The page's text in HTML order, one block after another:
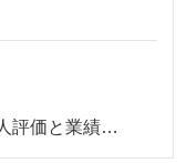
評価と業績…